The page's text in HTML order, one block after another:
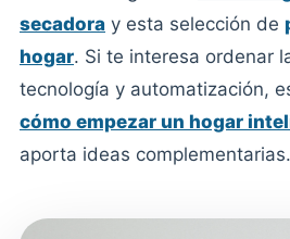
secadora y esta selección de
hogar. Si te interesa ordenar
tecnología y automatización,
cómo empezar un hogar
aporta ideas complementarias.